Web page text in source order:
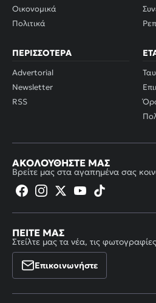
Οικονομικά
Πολιτικά
ΠΕΡΙΣΣΌΤΕΡΑ
Advertorial
Newsletter
RSS
ΑΚΟΛΟΥΘΉΣΤΕ ΜΑΣ
Βρείτε μας στα αγαπημένα σας
ΠΕΊΤΕ ΜΑΣ
Στείλτε μας τα νέα, τις
Επικοινωνήστε